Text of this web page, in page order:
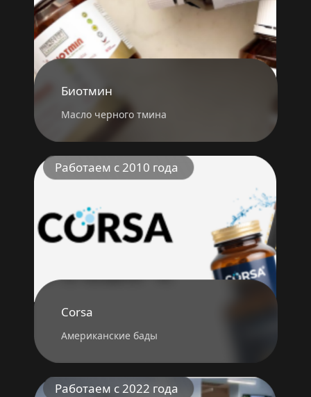
Работаем с 2022 года
Американские бады
Corsa
Работаем с 2010 года
Масло черного тмина
Биотмин